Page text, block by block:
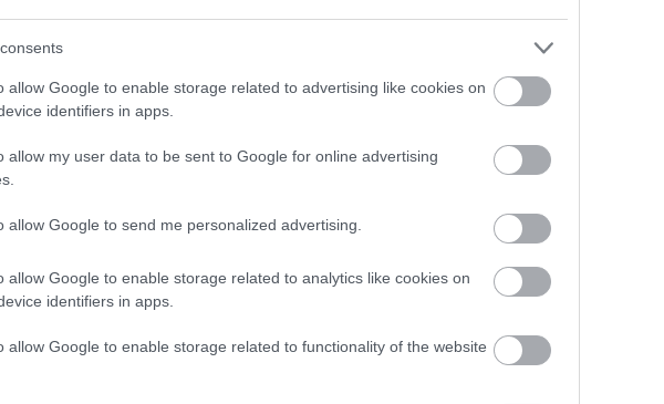
allow Google to enable storage related to advertising like cookies on
identifiers in apps.
allow my user data to be sent to Google for online advertising
allow Google to send me personalized advertising.
allow Google to enable storage related to analytics like cookies on
identifiers in apps.
allow Google to enable storage related to functionality of the website
παίκτης ο οποίος δεν έχει απειληθεί για δύο
νίκη οΣίνερπέτυχε την τρίτη σερί επικράτηση
να έχει κατακτήσει μόλις
δύο σετ από τα οκτώ